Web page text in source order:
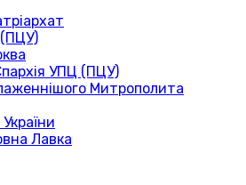
(ПЦУ)
УПЦ (ПЦУ)
Митрополита
Лавка